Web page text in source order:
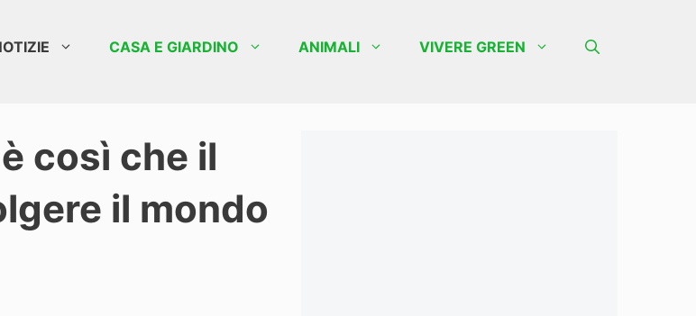
CASA E GIARDINO ANIMALI VIVERE GREEN
così che il
il mondo